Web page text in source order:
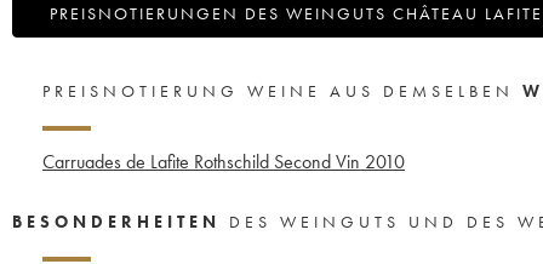
PREISNOTIERUNGEN DES WEINGUTS CHÂTEAU
PREISNOTIERUNG WEINE AUS DEMSELBEN
Carruades de Lafite Rothschild Second Vin 2010
BESONDERHEITEN DES WEINGUTS UND DES